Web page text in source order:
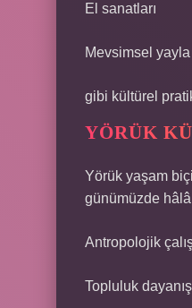
El sanatları
Mevsimsel
gibi kültürel
YÖRÜK
Yörük yaşam
günümüzde
Antropolojik
Topluluk